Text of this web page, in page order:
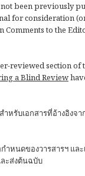
been previously
for consideration
Comments to the
reviewed section of
a Blind Review
หรับเอกสารที่อ้างอิงจา
ำหนดของวารสารฯ แล
ละส่งต้นฉบับ